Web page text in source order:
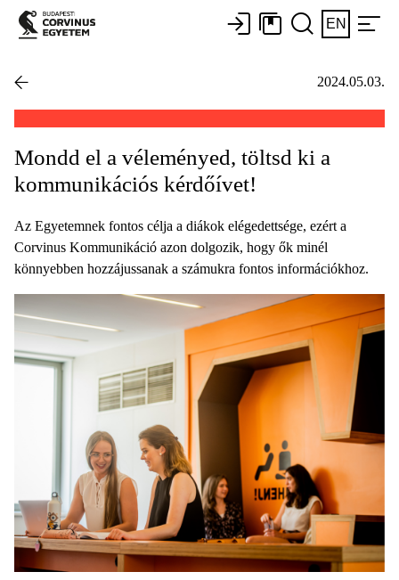
EN
2024.05.03.
Mondd el a véleményed, töltsd ki a
kommunikációs kérdőívet!
Az Egyetemnek fontos célja a diákok elégedettsége, ezért a
Corvinus Kommunikáció azon dolgozik, hogy ők minél
könnyebben hozzájussanak a számukra fontos információkhoz.